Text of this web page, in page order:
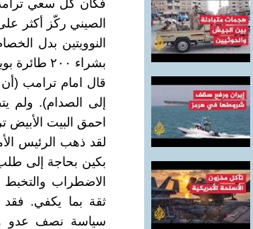
فكان كل سعي ترامب
الصيني ركّز أكثر
النوويتين بدل
بشراء
قال امام ترامب
إلى الصدام). ولم
احمق البيت الأبيض
لقد ذهب الرئيس
بكين بحاجة إلى
الاضطراب
ثقة بما يكفي.
سياسة نصف عدو